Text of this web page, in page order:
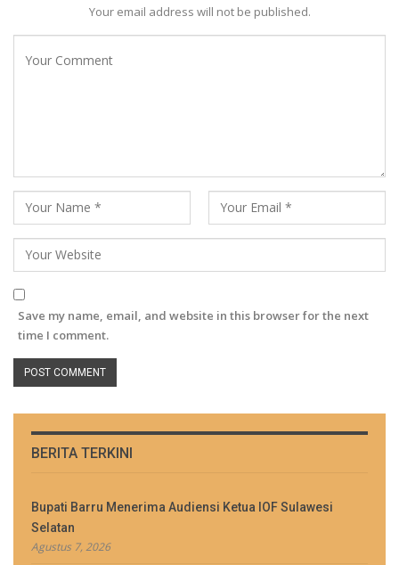
Your email address will not be published.
Save my name, email, and website in this browser for the next
time I comment.
BERITA TERKINI
Bupati Barru Menerima Audiensi Ketua IOF Sulawesi
Selatan
Agustus 7, 2026